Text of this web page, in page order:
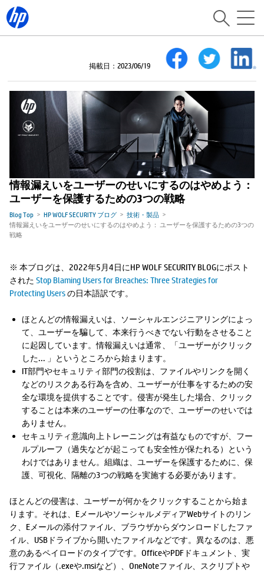
掲載日：2023/06/19
情報漏えいをユーザーのせいにするのはやめよう：
ユーザーを保護するための3つの戦略
Blog Top HP WOLF SECURITY ブログ
技術・製品
情報漏えいをユーザーのせいにするのはやめよう： ユーザーを保護するための3つの
戦略
※ 本ブログは、2022年5月4日にHP WOLF SECURITY BLOGにポスト
された Stop Blaming Users for Breaches: Three Strategies for
Protecting Usersの日本語訳です。
ほとんどの情報漏えいは、ソーシャルエンジニアリングによっ
て、ユーザーを騙して、本来行うべきでない行動をさせること
に起因しています。情報漏えいは通常、「ユーザーがクリック
した... 」というところから始まります。
IT部門やセキュリティ部門の役割は、ファイルやリンクを開く
などのリスクある行為を含め、ユーザーが仕事をするための安
全な環境を提供することです。侵害が発生した場合、クリック
することは本来のユーザーの仕事なので、ユーザーのせいでは
ありません。
セキュリティ意識向上トレーニングは有益なものですが、フー
ルプルーフ（過失などが起こっても安全性が保たれる）という
わけではありません。組織は、ユーザーを保護するために、保
護、可視化、隔離の3つの戦略を実施する必要があります。
ほとんどの侵害は、ユーザーが何かをクリックすることから始ま
ります。それは、EメールやソーシャルメディアWebサイトのリン
ク、Eメールの添付ファイル、ブラウザからダウンロードしたファ
イル、USBドライブから開いたファイルなどです。異なるのは、悪
意のあるペイロードのタイプです。OfficeやPDFドキュメント、実
行ファイル（.exeや.msiなど）、OneNoteファイル、スクリプトや